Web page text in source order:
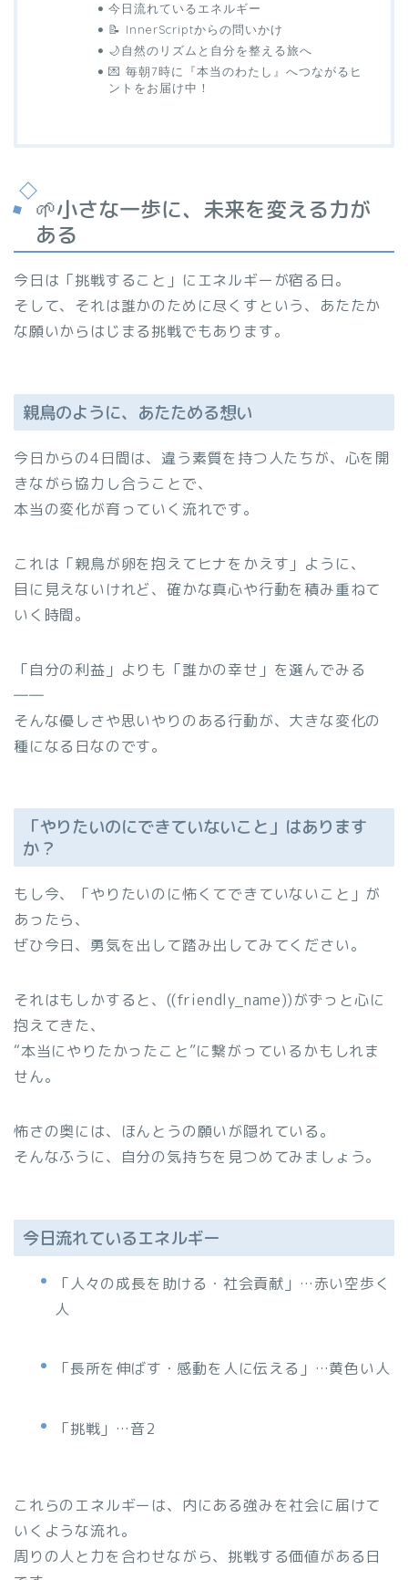
今日流れているエネルギー
📝 InnerScriptからの問いかけ
🌙自然のリズムと自分を整える旅へ
💌 毎朝7時に『本当のわたし』へつながるヒ
ントをお届け中！
🌱小さな一歩に、未来を変える力が
ある
今日は「挑戦すること」にエネルギーが宿る日。
そして、それは誰かのために尽くすという、あたたか
な願いからはじまる挑戦でもあります。
親鳥のように、あたためる想い
今日からの4日間は、違う素質を持つ人たちが、心を開
きながら協力し合うことで、
本当の変化が育っていく流れです。
これは「親鳥が卵を抱えてヒナをかえす」ように、
目に見えないけれど、確かな真心や行動を積み重ねて
いく時間。
「自分の利益」よりも「誰かの幸せ」を選んでみる
――
そんな優しさや思いやりのある行動が、大きな変化の
種になる日なのです。
「やりたいのにできていないこと」はあります
か？
もし今、「やりたいのに怖くてできていないこと」が
あったら、
ぜひ今日、勇気を出して踏み出してみてください。
それはもしかすると、((friendly_name))がずっと心に
抱えてきた、
“本当にやりたかったこと”に繋がっているかもしれま
せん。
怖さの奥には、ほんとうの願いが隠れている。
そんなふうに、自分の気持ちを見つめてみましょう。
今日流れているエネルギー
「人々の成長を助ける・社会貢献」…赤い空歩く
人
「長所を伸ばす・感動を人に伝える」…黄色い人
「挑戦」…音2
これらのエネルギーは、内にある強みを社会に届けて
いくような流れ。
周りの人と力を合わせながら、挑戦する価値がある日